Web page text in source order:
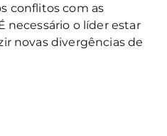
conflitos com as
necessário o líder estar
novas divergências de